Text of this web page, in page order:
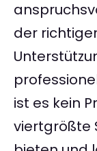
der
ist es kein
viertgrößte